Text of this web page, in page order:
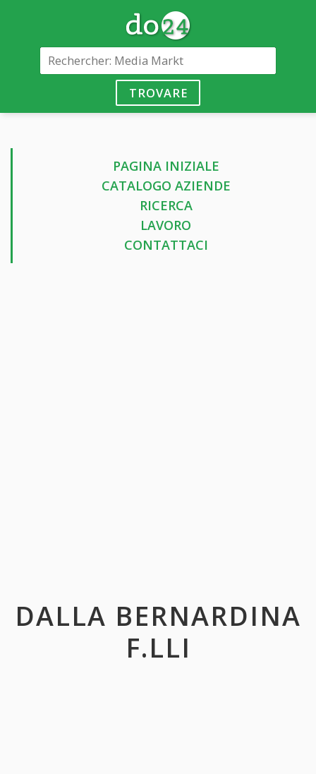
TROVARE
PAGINA INIZIALE
CATALOGO AZIENDE
RICERCA
LAVORO
CONTATTACI
DALLA BERNARDINA
F.LLI